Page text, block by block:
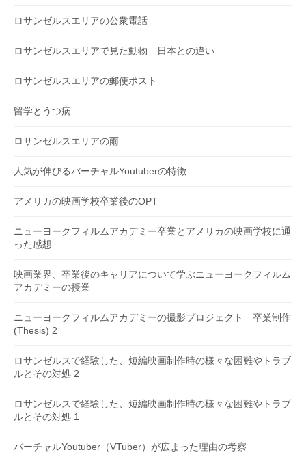
ロサンゼルスエリアの公衆電話
ロサンゼルスエリアで見た動物 日本との違い
ロサンゼルスエリアの郵便ポスト
留学とうつ病
ロサンゼルスエリアの雨
人気が伸びるバーチャルYoutuberの特徴
アメリカの映画学校卒業後のOPT
ニューヨークフィルムアカデミー卒業とアメリカの映画学校に通
った感想
映画業界、卒業後のキャリアについて学ぶニューヨークフィルム
アカデミーの授業
ニューヨークフィルムアカデミーの撮影プロジェクト 卒業制作
(Thesis) 2
ロサンゼルスで経験した、短編映画制作時の様々な困難やトラブ
ルとその対処 2
ロサンゼルスで経験した、短編映画制作時の様々な困難やトラブ
ルとその対処 1
バーチャルYoutuber（VTuber）が広まった理由の考察